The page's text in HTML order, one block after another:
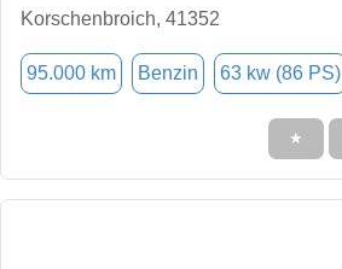
Korschenbroich, 41352
95.000 km Benzin 63 kw (86 PS)
★